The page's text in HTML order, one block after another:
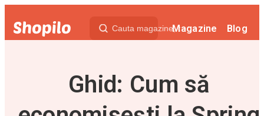
Magazine Blog
Ghid: Cum să